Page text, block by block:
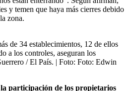
y temen que haya más cierres debido
zona.
de 34 establecimientos, 12 de ellos
a los controles, aseguran los
/ El País. | Foto: Foto: Edwin
participación de los propietarios